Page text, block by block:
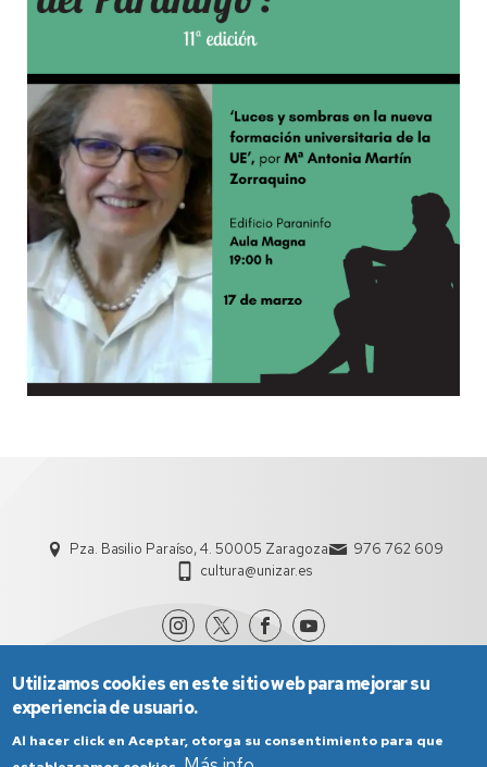
Pza. Basilio Paraíso, 4. 50005 Zaragoza
976 762 609
cultura@unizar.es
Utilizamos cookies en este sitio web para mejorar su
experiencia de usuario.
Al hacer click en Aceptar, otorga su consentimiento para que